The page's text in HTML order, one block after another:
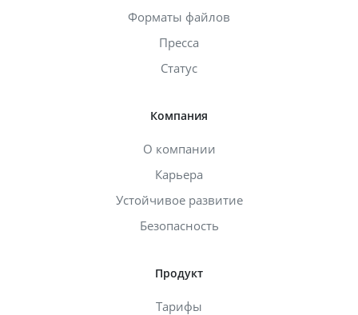
Форматы файлов
Пресса
Статус
Компания
О компании
Карьера
Устойчивое развитие
Безопасность
Продукт
Тарифы